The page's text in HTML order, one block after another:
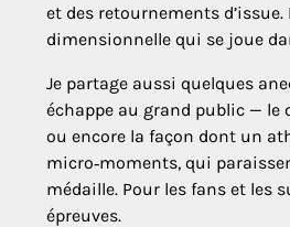
et des retournements d’issue.
dimensionnelle qui se joue
Je partage aussi quelques
échappe au grand public — le
ou encore la façon dont un
micro‑moments, qui
médaille. Pour les fans et les
épreuves.